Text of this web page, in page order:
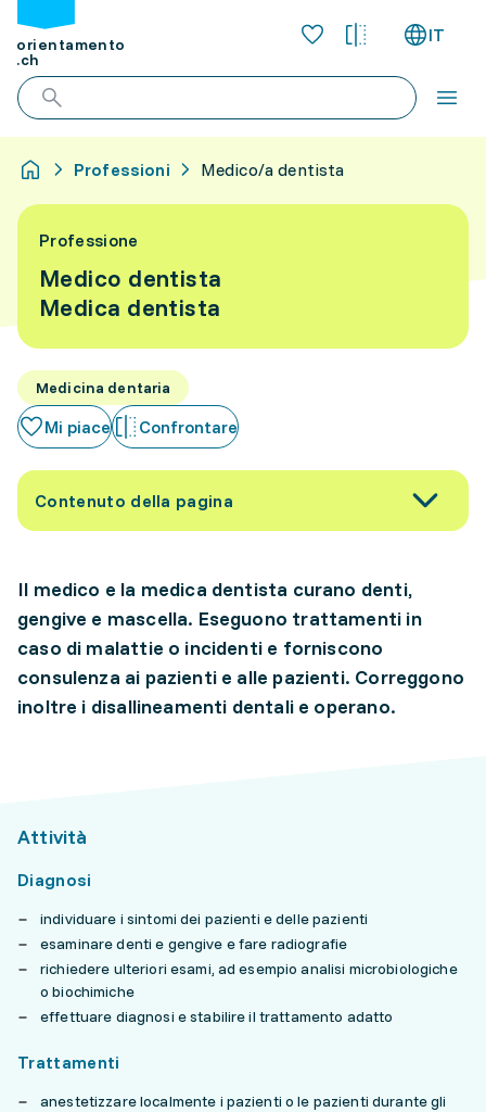
orientamento
.ch
IT
Professioni Medico/a dentista
Professione
Medico dentista
Medica dentista
Medicina dentaria
Mi piace Confrontare
Contenuto della pagina
Il medico e la medica dentista curano denti,
gengive e mascella. Eseguono trattamenti in
caso di malattie o incidenti e forniscono
consulenza ai pazienti e alle pazienti. Correggono
inoltre i disallineamenti dentali e operano.
Attività
Diagnosi
individuare i sintomi dei pazienti e delle pazienti
esaminare denti e gengive e fare radiografie
richiedere ulteriori esami, ad esempio analisi microbiologiche
o biochimiche
effettuare diagnosi e stabilire il trattamento adatto
Trattamenti
anestetizzare localmente i pazienti o le pazienti durante gli